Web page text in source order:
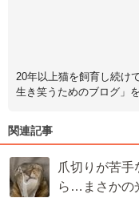
20年以上猫を飼育し続け
生き笑うためのブログ」
関連記事
爪切りが苦
ら…まさかの